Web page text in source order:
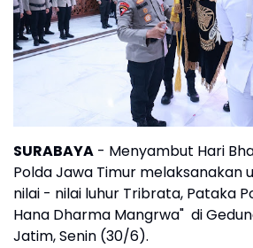
SURABAYA - Menyambut Hari
Polda Jawa Timur melaksanakan
nilai - nilai luhur Tribrata, Pataka
Hana Dharma Mangrwa" di
Jatim, Senin (30/6).